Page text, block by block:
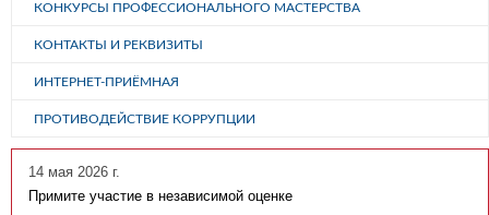
КОНКУРСЫ ПРОФЕССИОНАЛЬНОГО МАСТЕРСТВА
КОНТАКТЫ И РЕКВИЗИТЫ
ИНТЕРНЕТ-ПРИЁМНАЯ
ПРОТИВОДЕЙСТВИЕ КОРРУПЦИИ
14 мая 2026 г.
Примите участие в независимой оценке